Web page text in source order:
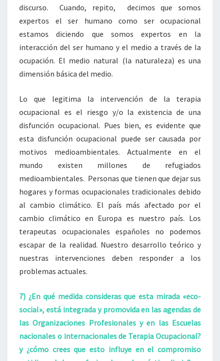
discurso. Cuando, repito, decimos que somos
expertos el ser humano como ser ocupacional
estamos diciendo que somos expertos en la
interacción del ser humano y el medio a través de la
ocupación. El medio natural (la naturaleza) es una
dimensión básica del medio.
Lo que legitima la intervención de la terapia
ocupacional es el riesgo y/o la existencia de una
disfunción ocupacional. Pues bien, es evidente que
esta disfunción ocupacional puede ser causada por
motivos medioambientales. Actualmente en el
mundo existen millones de refugiados
medioambientales. Personas que tienen que dejar sus
hogares y formas ocupacionales tradicionales debido
al cambio climático. El país más afectado por el
cambio climático en Europa es nuestro país. Los
terapeutas ocupacionales españoles no podemos
escapar de la realidad. Nuestro desarrollo teórico y
nuestras intervenciones deben responder a los
problemas actuales.
7) ¿En qué medida consideras que esta mirada «eco-
social», está integrada y promovida en las agendas de
las Organizaciones Profesionales y en las Escuelas
nacionales o internacionales de Terapia Ocupacional?
y ¿cómo crees que esto influye en el compromiso